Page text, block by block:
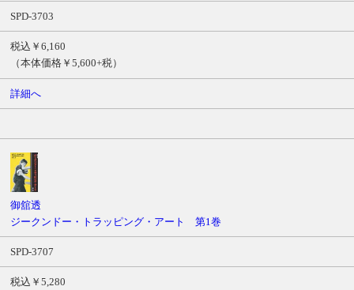
号
SPD-3703
税込￥6,160
（本体価格￥5,600+税）
詳細へ
御舘透
ジークンドー・トラッピング・アート 第1巻
SPD-3707
税込￥5,280